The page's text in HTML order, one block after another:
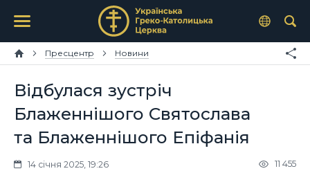
Пресцентр Новини
Відбулася зустріч
Блаженнішого Святослава
та Блаженнішого Епіфанія
14 січня 2025, 19:26 11 455